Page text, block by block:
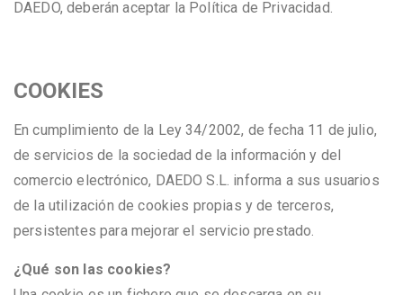
DAEDO, deberán aceptar la Política de Privacidad.
COOKIES
En cumplimiento de la Ley 34/2002, de fecha 11 de julio,
de servicios de la sociedad de la información y del
comercio electrónico, DAEDO S.L. informa a sus usuarios
de la utilización de cookies propias y de terceros,
persistentes para mejorar el servicio prestado.
¿Qué son las cookies?